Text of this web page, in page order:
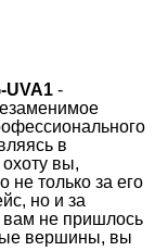
UVA1 -
в
вы,
не только за его
но и за
вам не пришлось
вершины, вы